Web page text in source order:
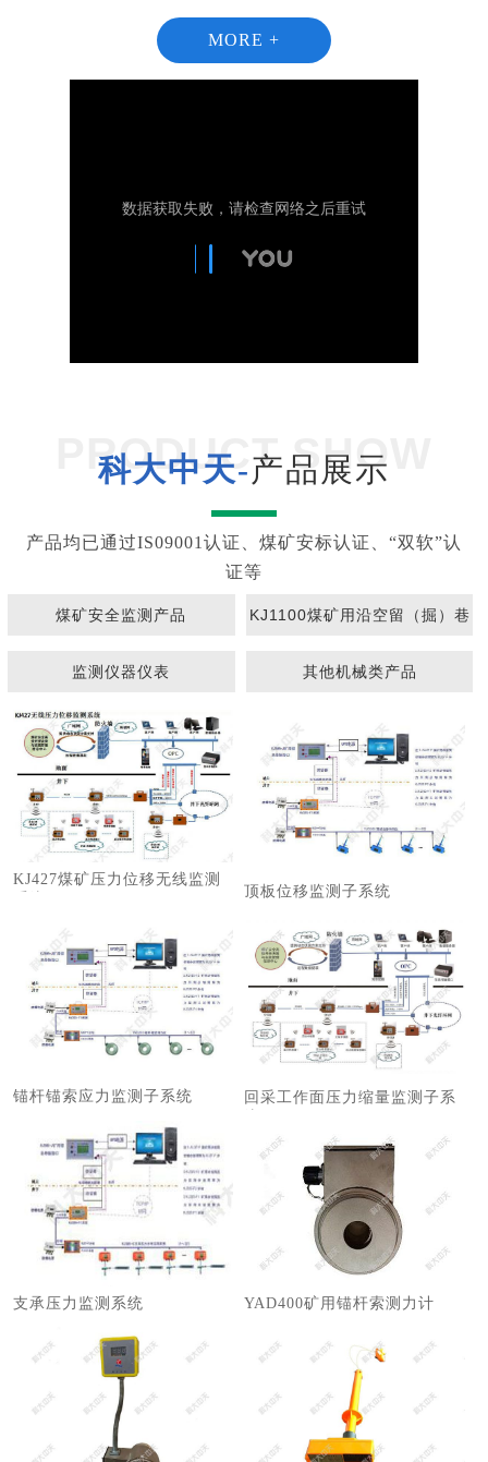
1 2
MORE +
PRODUCT SHOW
科大中天-产品展示
产品均已通过IS09001认证、煤矿安标认证、“双软”认
证等
煤矿安全监测产品 KJ1100煤矿用沿空留（掘）巷
监测仪器仪表
其他机械类产品
KJ427煤矿压力位移无线监测
顶板位移监测子系统
锚杆锚索应力监测子系统
回采工作面压力缩量监测子系
支承压力监测系统 YAD400矿用锚杆索测力计